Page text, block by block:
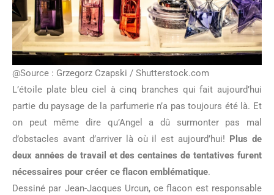
@Source : Grzegorz Czapski / Shutterstock.com
L’étoile plate bleu ciel à cinq branches qui fait aujourd’hui
partie du paysage de la parfumerie n’a pas toujours été là. Et
on peut même dire qu’Angel a dû surmonter pas mal
d’obstacles avant d’arriver là où il est aujourd’hui! Plus de
deux années de travail et des centaines de tentatives furent
nécessaires pour créer ce flacon emblématique.
Dessiné par Jean-Jacques Urcun, ce flacon est responsable